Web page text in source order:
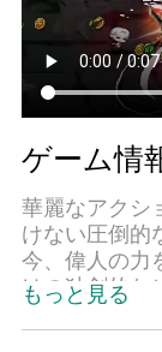
ゲーム情
華麗なアクシ
けない圧倒的
今、偉人の力
はの独創的な
しょう。
もっと見る